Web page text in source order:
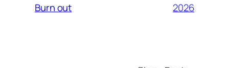
Burn out 2026